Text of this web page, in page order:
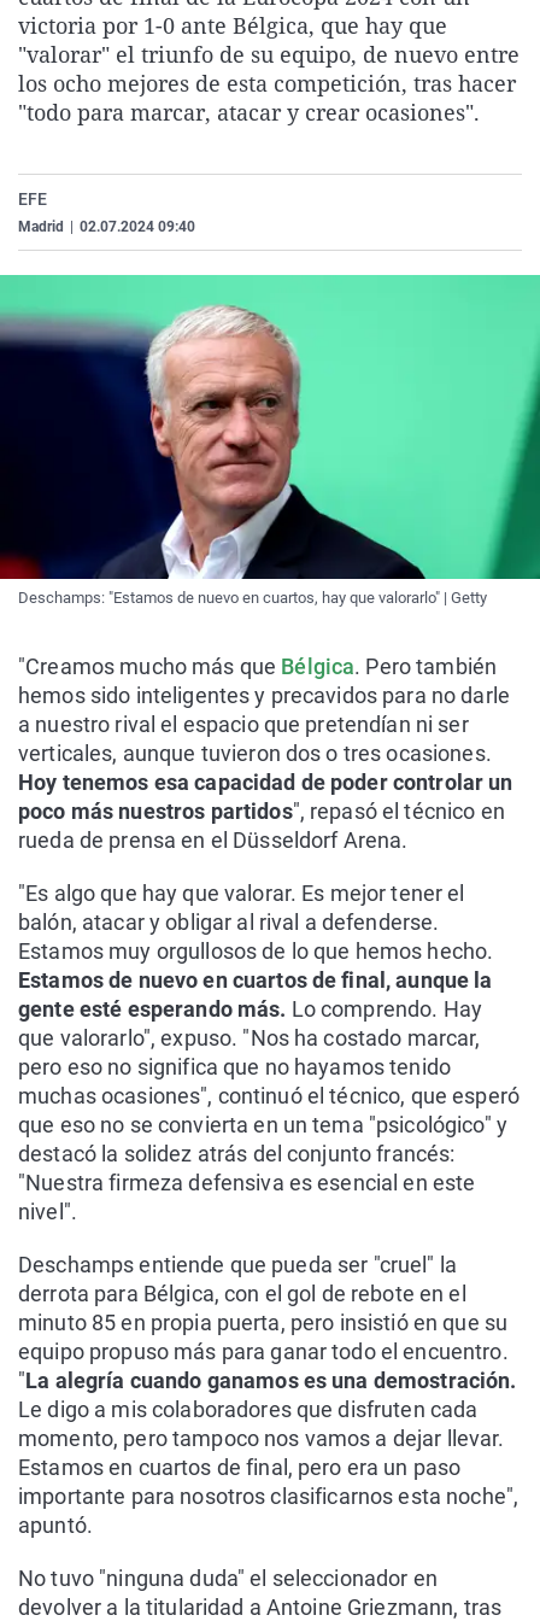
La rosa de los vientos
Gente viajera
Como el perro y el
Caso
Retornados
Equipo de
Extremadura
Galicia
La Rioja
Virales
Televisión
Elecciones
victoria por 1-0 ante Bélgica, que hay que
"valorar" el triunfo de su equipo, de nuevo entre
los ocho mejores de esta competición, tras hacer
"todo para marcar, atacar y crear ocasiones".
EFE
Madrid 02.07.2024 09:40
Deschamps: "Estamos de nuevo en cuartos, hay que valorarlo" | Getty
"Creamos mucho más que Bélgica. Pero también
hemos sido inteligentes y precavidos para no darle
a nuestro rival el espacio que pretendían ni ser
verticales, aunque tuvieron dos o tres ocasiones.
Hoy tenemos esa capacidad de poder controlar un
poco más nuestros partidos", repasó el técnico en
rueda de prensa en el Düsseldorf Arena.
"Es algo que hay que valorar. Es mejor tener el
balón, atacar y obligar al rival a defenderse.
Estamos muy orgullosos de lo que hemos hecho.
Estamos de nuevo en cuartos de final, aunque la
gente esté esperando más. Lo comprendo. Hay
que valorarlo", expuso. "Nos ha costado marcar,
pero eso no significa que no hayamos tenido
muchas ocasiones", continuó el técnico, que esperó
que eso no se convierta en un tema "psicológico" y
destacó la solidez atrás del conjunto francés:
"Nuestra firmeza defensiva es esencial en este
nivel".
Deschamps entiende que pueda ser "cruel" la
derrota para Bélgica, con el gol de rebote en el
minuto 85 en propia puerta, pero insistió en que su
equipo propuso más para ganar todo el encuentro.
"La alegría cuando ganamos es una demostración.
Le digo a mis colaboradores que disfruten cada
momento, pero tampoco nos vamos a dejar llevar.
Estamos en cuartos de final, pero era un paso
importante para nosotros clasificarnos esta noche",
apuntó.
No tuvo "ninguna duda" el seleccionador en
devolver a la titularidad a Antoine Griezmann, tras